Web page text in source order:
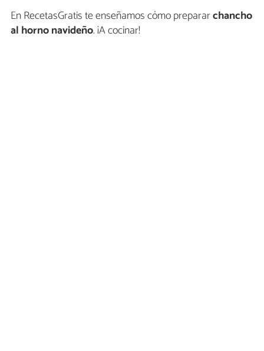
En RecetasGratis te enseñamos cómo prepararchancho
al horno navideño. ¡A cocinar!